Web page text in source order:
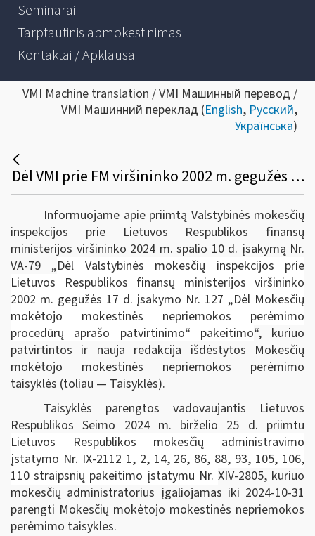
Seminarai
Tarptautinis apmokestinimas
Kontaktai / Apklausa
VMI Machine translation / VMI Машинный перевод /
VMI Машинний переклад (English, Русский,
Українська)
Dėl VMI prie FM viršininko 2002 m. gegužės 17 d. įsakymo Nr. 127 „Dėl mokesčių mokėtojo mokestinės nepriemokos perėmimo procedūrų aprašo patvirtinimo“ pakeitimo
Informuojame apie priimtą Valstybinės mokesčių
inspekcijos prie Lietuvos Respublikos finansų
ministerijos viršininko 2024 m. spalio 10 d. įsakymą Nr.
VA-79 „Dėl Valstybinės mokesčių inspekcijos prie
Lietuvos Respublikos finansų ministerijos viršininko
2002 m. gegužės 17 d. įsakymo Nr. 127 „Dėl Mokesčių
mokėtojo mokestinės nepriemokos perėmimo
procedūrų aprašo patvirtinimo“ pakeitimo“, kuriuo
patvirtintos ir nauja redakcija išdėstytos Mokesčių
mokėtojo mokestinės nepriemokos perėmimo
taisyklės (toliau — Taisyklės).
Taisyklės parengtos vadovaujantis
Lietuvos
Respublikos Seimo 2024 m. birželio 25 d. priimtu
Lietuvos Respublikos mokesčių administravimo
įstatymo Nr. IX-2112 1, 2, 14, 26, 86, 88, 93, 105, 106,
110 straipsnių pakeitimo įstatymu Nr. XIV-2805, kuriuo
mokesčių administratorius įgaliojamas iki 2024-10-31
parengti Mokesčių mokėtojo mokestinės nepriemokos
perėmimo taisykles.